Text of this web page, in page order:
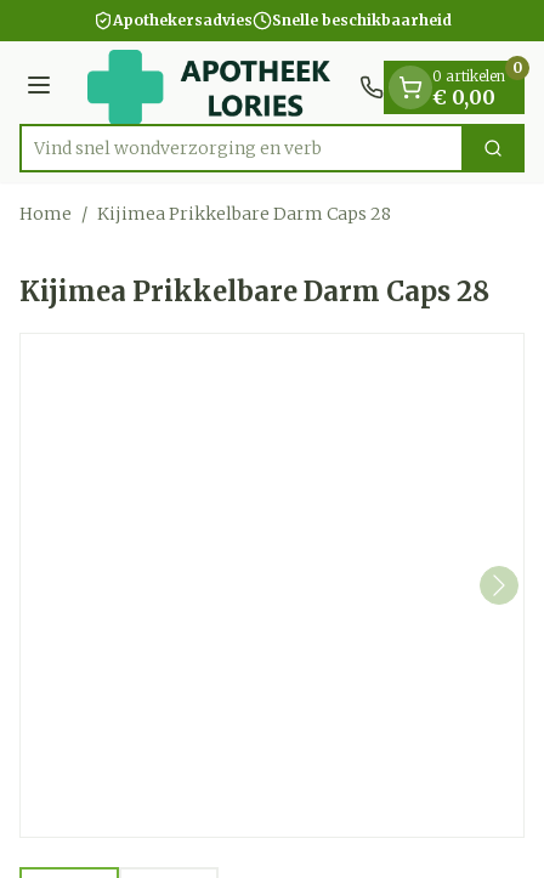
Ga naar de inhoudApothekersadvies Snelle beschikbaarheid
Menu
Product, merk, categorie...
Vind snel wondverzorging Zoek
0 artikelen
€ 0,00
0
Home / Kijimea Prikkelbare Darm Caps 28
Kijimea Prikkelbare Darm Caps 28